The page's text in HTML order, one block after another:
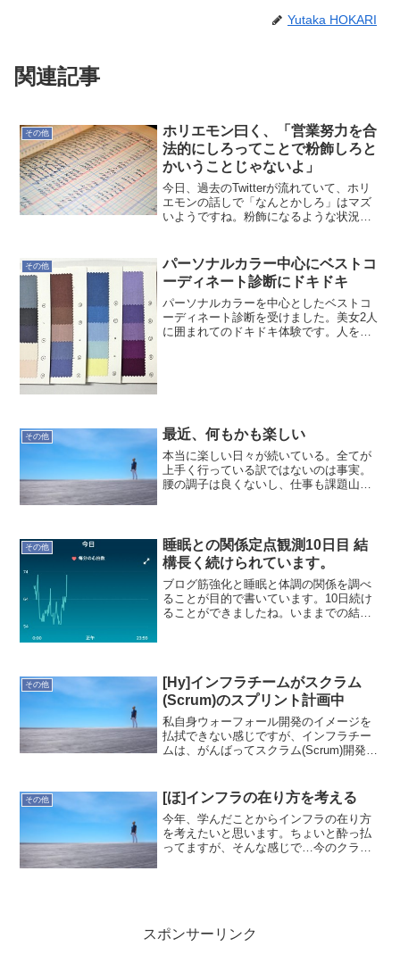
Yutaka HOKARI
関連記事
その他
ホリエモン曰く、「営業努力を合
法的にしろってことで粉飾しろと
かいうことじゃないよ」
今日、過去のTwitterが流れていて、ホリ
エモンの話しで「なんとかしろ」はマズ
いようですね。粉飾になるような状況に
粉飾の指示を受けたと思ったと元部下に
証言されたことが...
その他
パーソナルカラー中心にベストコ
ーディネート診断にドキドキ
パーソナルカラーを中心としたベストコ
ーディネート診断を受けました。美女2人
に囲まれてのドキドキ体験です。人を活
その他 最近、何もかも楽しい
本当に楽しい日々が続いている。全てが
上手く行っている訳ではないのは事実。
腰の調子は良くないし、仕事も課題山積
行こう！
その他
睡眠との関係定点観測10日目 結
構長く続けられています。
ブログ筋強化と睡眠と体調の関係を調べ
ることが目的で書いています。10日続け
ることができましたね。いままでの結果
その他
[Hy]インフラチームがスクラム
(Scrum)のスプリント計画中
私自身ウォーフォール開発のイメージを
払拭できない感じですが、インフラチー
ムは、がんばってスクラム(Scrum)開発に
なので、細部で定義できていない部分が
あります。明後...
その他 [ほ]インフラの在り方を考える
今年、学んだことからインフラの在り方
を考えたいと思います。ちょいと酔っ払
ってますが、そんな感じで…今のクラウ
スポンサーリンク